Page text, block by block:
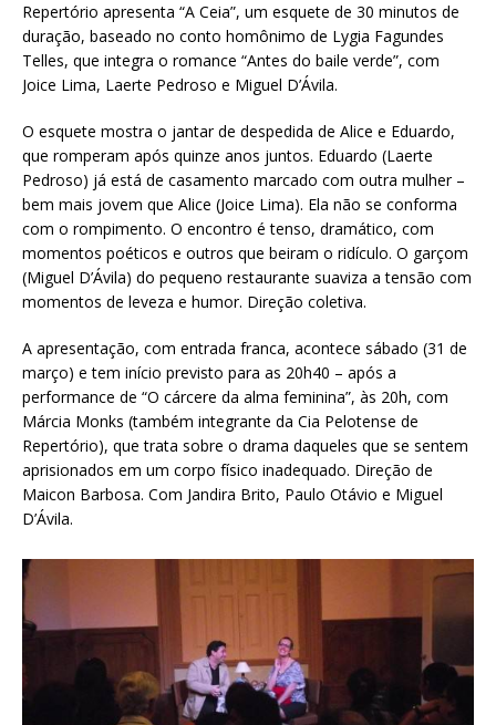
Repertório apresenta “A Ceia”, um esquete de 30 minutos de
duração, baseado no conto homônimo de Lygia Fagundes
Telles, que integra o romance “Antes do baile verde”, com
Joice Lima, Laerte Pedroso e Miguel D’Ávila.
O esquete mostra o jantar de despedida de Alice e Eduardo,
que romperam após quinze anos juntos. Eduardo (Laerte
Pedroso) já está de casamento marcado com outra mulher –
bem mais jovem que Alice (Joice Lima). Ela não se conforma
com o rompimento. O encontro é tenso, dramático, com
momentos poéticos e outros que beiram o ridículo. O garçom
(Miguel D’Ávila) do pequeno restaurante suaviza a tensão com
momentos de leveza e humor. Direção coletiva.
A apresentação, com entrada franca, acontece sábado (31 de
março) e tem início previsto para as 20h40 – após a
performance de “O cárcere da alma feminina”, às 20h, com
Márcia Monks (também integrante da Cia Pelotense de
Repertório), que trata sobre o drama daqueles que se sentem
aprisionados em um corpo físico inadequado. Direção de
Maicon Barbosa. Com Jandira Brito, Paulo Otávio e Miguel
D’Ávila.